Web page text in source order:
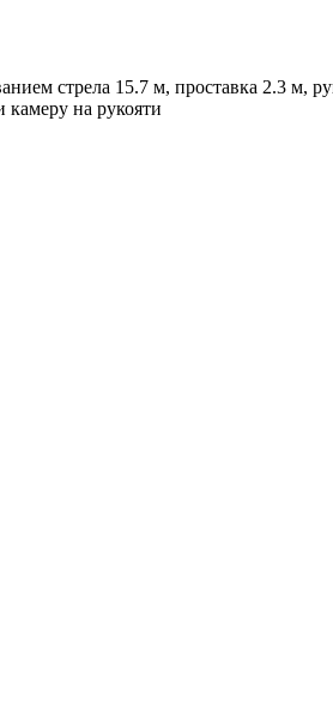
стрела 15.7 м, проставка 2.3 м,
камеру на рукояти